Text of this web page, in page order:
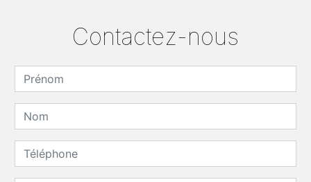
Contactez-nous